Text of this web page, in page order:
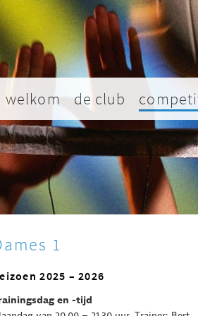
welkom de club
1
2025 – 2026
en -tijd